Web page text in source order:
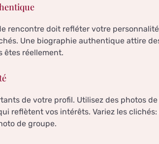
rencontre doit refléter votre
Une biographie authentique attire
êtes réellement.
de votre profil. Utilisez des photos
reflètent vos intérêts. Variez les clichés:
de groupe.